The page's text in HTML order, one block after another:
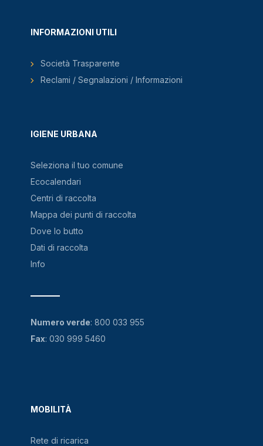
IGIENE URBANA
Seleziona il tuo comune
Ecocalendari
Centri di raccolta
Mappa dei punti di raccolta
Dove lo butto
Dati di raccolta
Info
MOBILITÀ
Rete di ricarica
INFORMAZIONI UTILI
Società Trasparente
Reclami / Segnalazioni / Informazioni
Numero verde: 800 033 955
Fax: 030 999 5460